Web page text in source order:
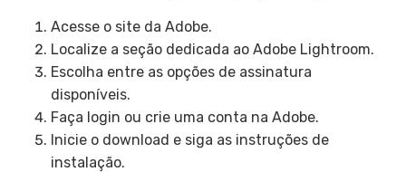
Acesse o site da Adobe.
Localize a seção dedicada ao Adobe Lightroom.
Escolha entre as opções de assinatura
disponíveis.
Faça login ou crie uma conta na Adobe.
Inicie o download e siga as instruções de
instalação.